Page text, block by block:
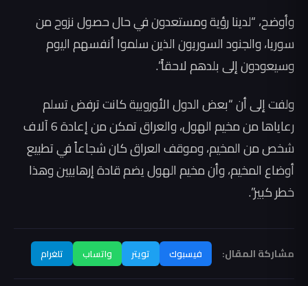
وأوضح، “لدينا رؤية ومستعدون في حال حصول نزوح من
سوريا، والجنود السوريون الذين سلموا أنفسهم اليوم
وسيعودون إلى بلدهم لاحقاً”.
ولفت إلى أن “بعض الدول الأوروبية كانت ترفض تسلم
رعاياها من مخيم الهول، والعراق تمكن من إعادة 6 آلاف
شخص من المخيم، وموقف العراق كان شجاعاً في تطبيع
أوضاع المخيم، وأن مخيم الهول يضم قادة إرهابيين وهذا
خطر كبير”.
مشاركة المقال: فيسبوك تويتر واتساب تلغرام